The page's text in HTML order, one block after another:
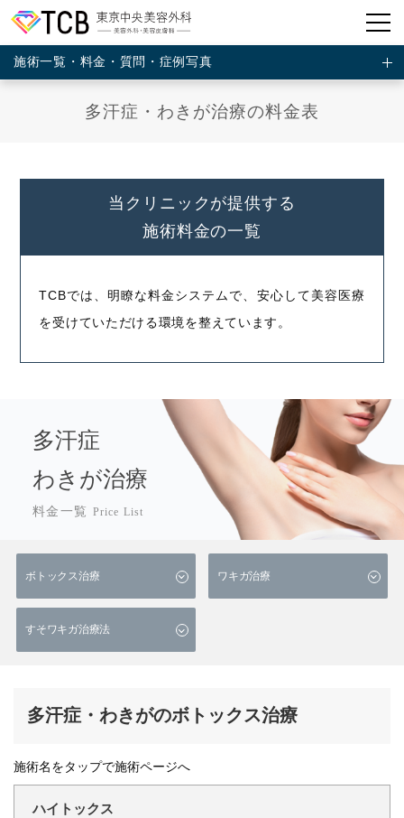
施術一覧・料金・質問・症例写真
多汗症・わきが治療の料金表
当クリニックが提供する
施術料金の一覧
TCBでは、明瞭な料金システムで、安心して美容医療
を受けていただける環境を整えています。
多汗症
わきが治療
料金一覧 Price List
ボトックス治療 ワキガ治療
すそワキガ治療法
多汗症・わきがのボトックス治療
施術名をタップで施術ページへ
ハイトックス